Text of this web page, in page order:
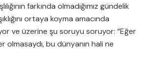
farkında olmadığımız gündelik
ortaya koyma amacında
ve üzerine şu soruyu soruyor: “Eğer
olmasaydı, bu dünyanın hali ne